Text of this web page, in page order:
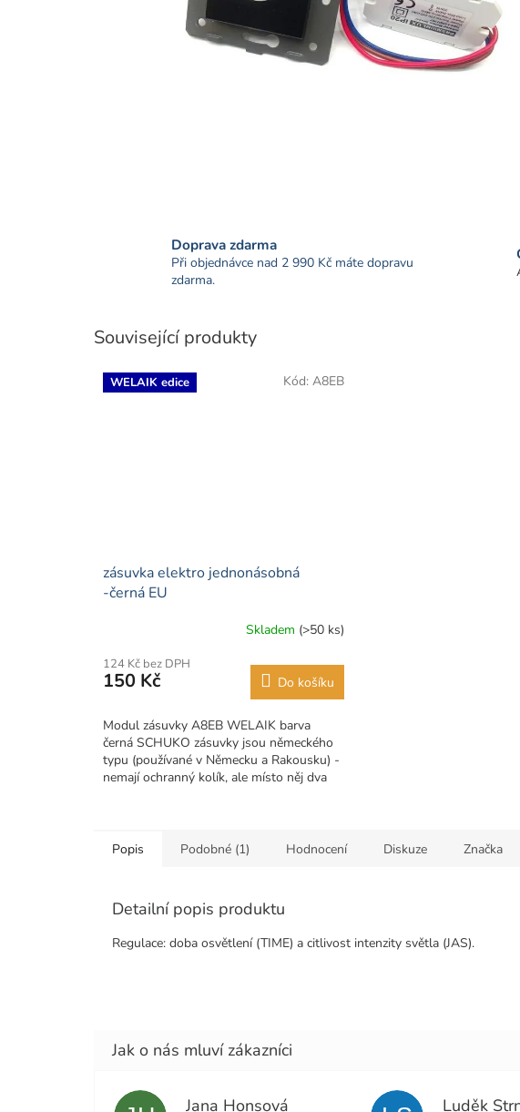
Doprava zdarma
Při objednávce nad 2 990 Kč máte dopravu
zdarma.
Související produkty
WELAIK edice
zásuvka elektro jednonásobná
-černá EU
Skladem (>50 ks)
124 Kč bez DPH
150 Kč Do košíku
Modul zásuvky A8EB WELAIK barva
černá SCHUKO zásuvky jsou německého
typu (používané v Německu a Rakousku) -
nemají ochranný kolík, ale místo něj dva
Kód: A8EB
Popis Podobné (1) Hodnocení Diskuze Značka
Detailní popis produktu
Regulace: doba osvětlení (TIME) a citlivost intenzity světla (JAS).
Jana Honsová Luděk